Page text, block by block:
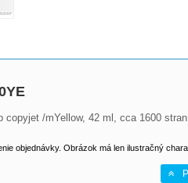
/mYellow, 42 ml, cca 1600 stran
objednávky. Obrázok má len ilustračný